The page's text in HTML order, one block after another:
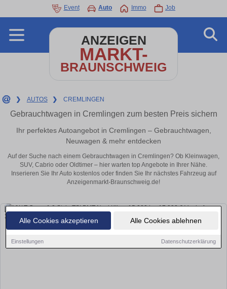
Alle Cookies akzeptieren Alle Cookies ablehnen
Einstellungen Datenschutzerklärung
Event Auto Immo Job
ANZEIGEN
MARKT-
BRAUNSCHWEIG
❯ AUTOS ❯ CREMLINGEN
Gebrauchtwagen in Cremlingen zum besten Preis sichern
Ihr perfektes Autoangebot in Cremlingen – Gebrauchtwagen,
Neuwagen & mehr entdecken
Auf der Suche nach einem Gebrauchtwagen in Cremlingen? Ob Kleinwagen,
SUV, Cabrio oder Oldtimer – hier warten top Angebote in Ihrer Nähe.
Inserieren Sie Ihr Auto kostenlos oder finden Sie Ihr nächstes Fahrzeug auf
Anzeigenmarkt-Braunschweig.de!